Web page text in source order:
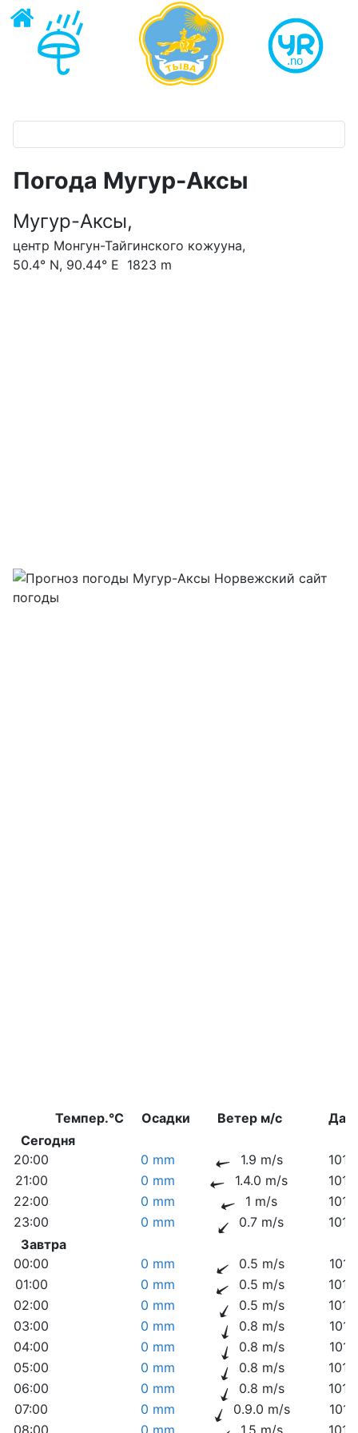
Погода Мугур-Аксы
Мугур-Аксы,
центр Монгун-Тайгинского кожууна,
50.4° N, 90.44° E 1823 m
Темпер.°C Осадки Ветер м/с
Сегодня
20:00
0 mm 1.9 m/s
21:00
0 mm 1.4.0 m/s
22:00
0 mm 1 m/s
23:00
0 mm 0.7 m/s
Завтра
00:00
0 mm 0.5 m/s
01:00
0 mm 0.5 m/s
02:00
0 mm 0.5 m/s
03:00
0 mm 0.8 m/s
04:00
0 mm 0.8 m/s
05:00
0 mm 0.8 m/s
06:00
0 mm 0.8 m/s
07:00
0 mm 0.9.0 m/s
08:00
0 mm 1.5 m/s